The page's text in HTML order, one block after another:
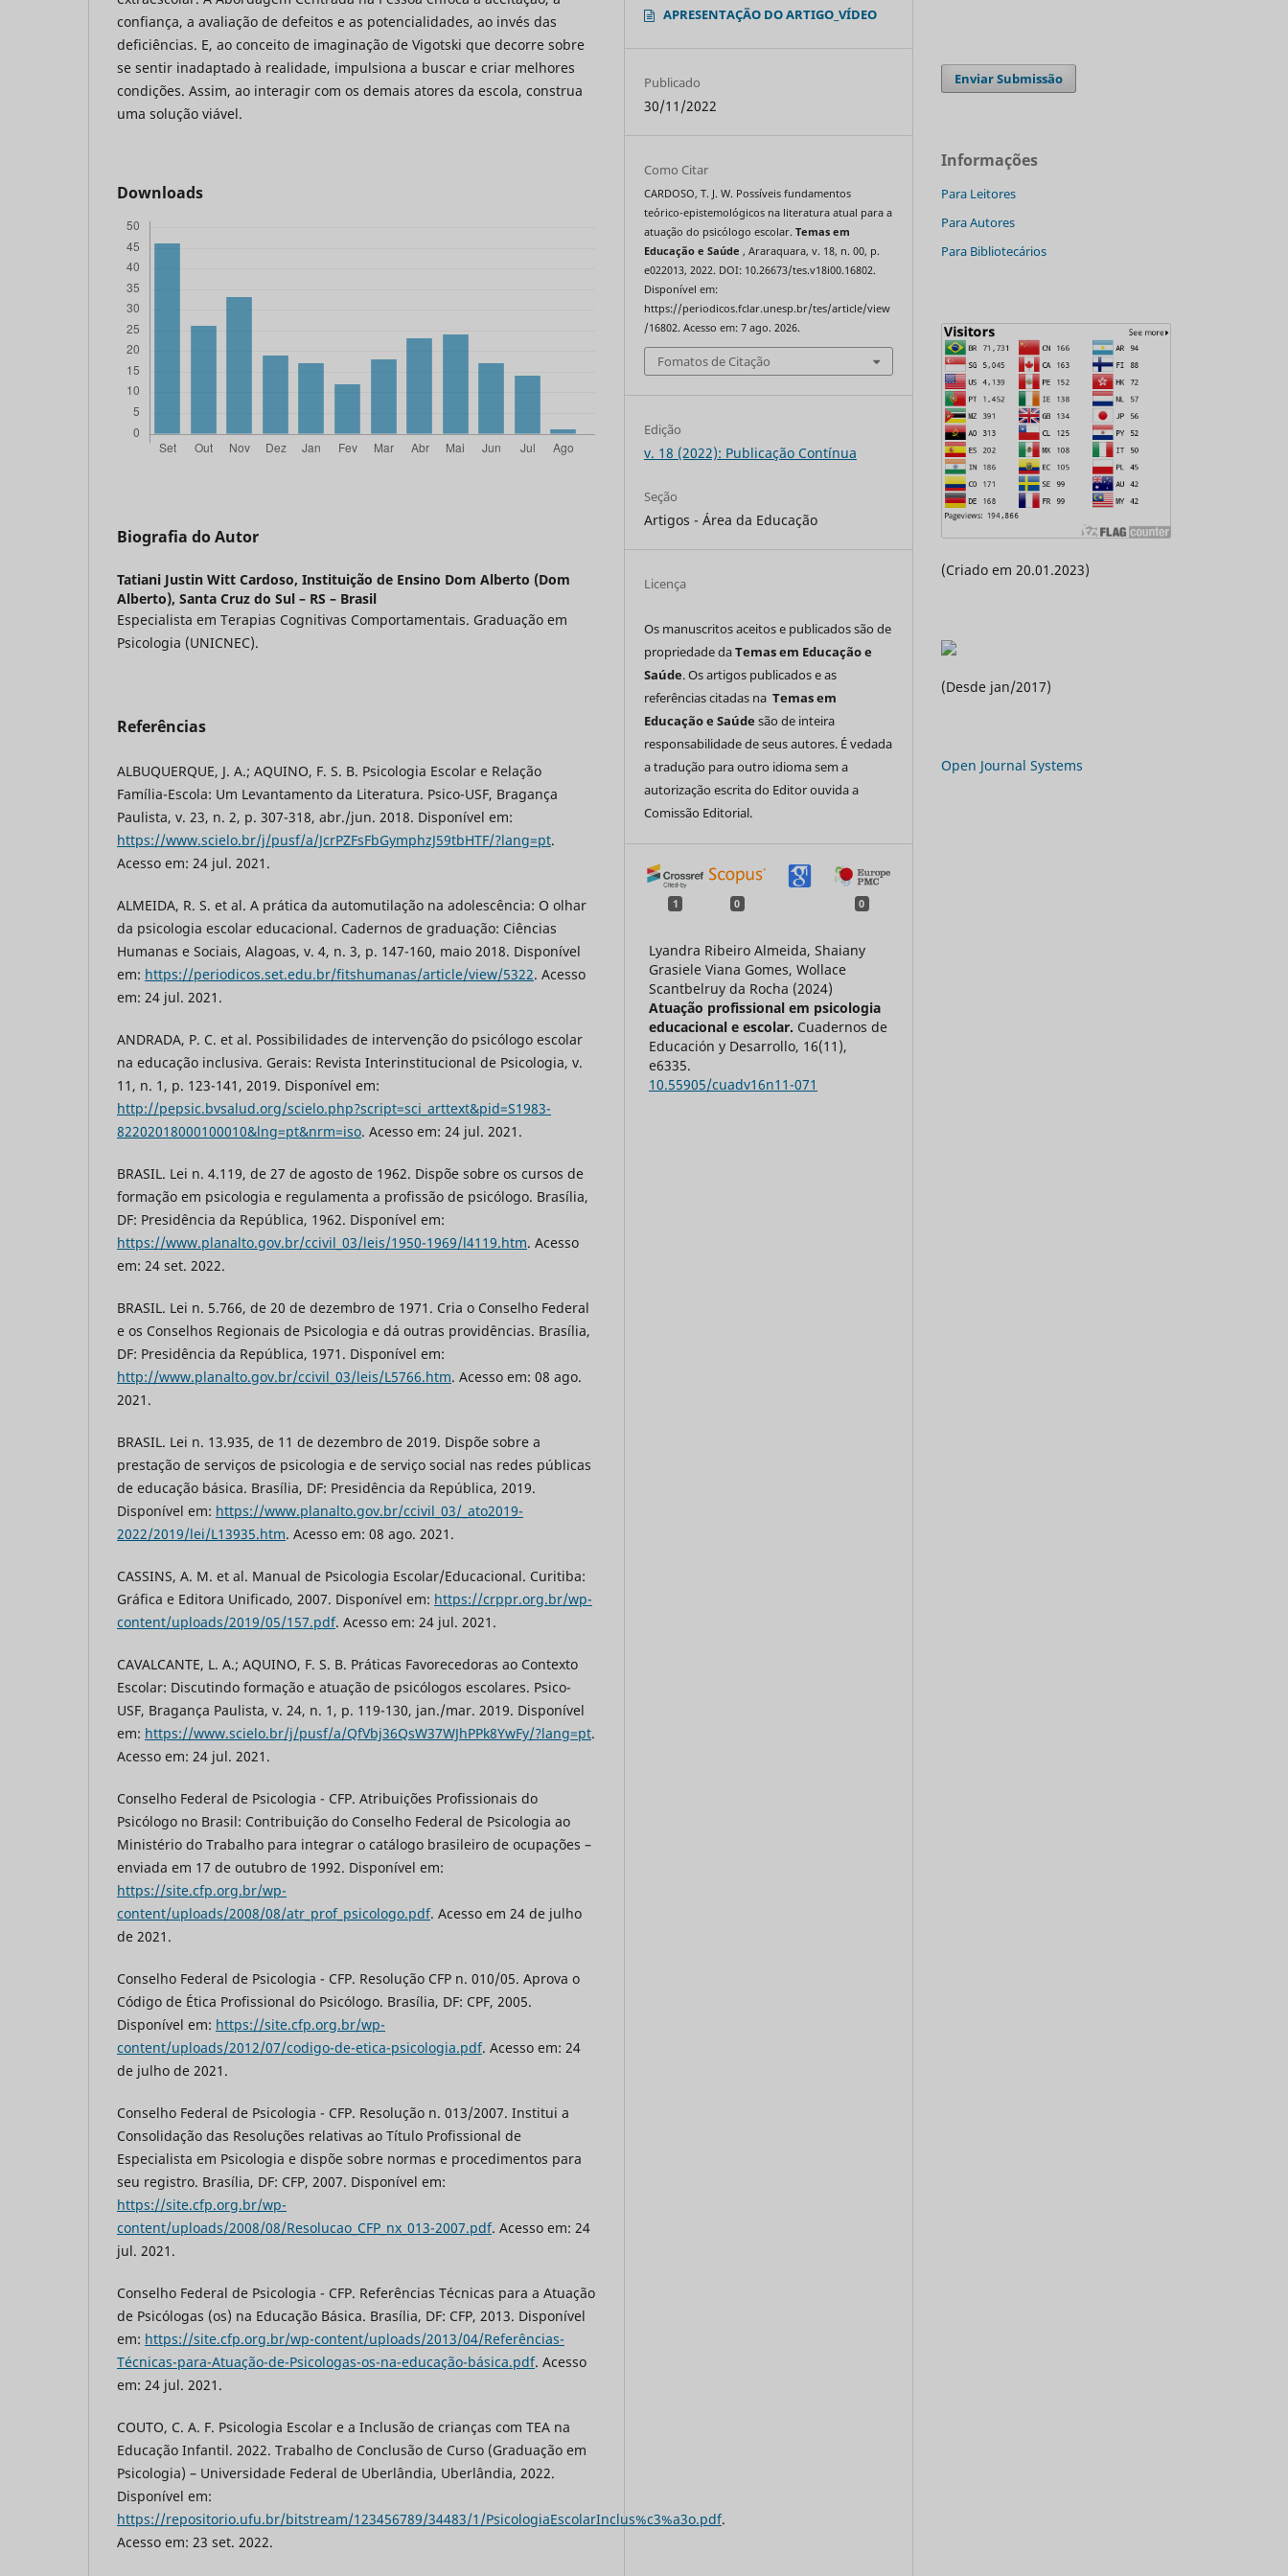
confiança, a avaliação de defeitos e as potencialidades, ao invés das
deficiências. E, ao conceito de imaginação de Vigotski que decorre sobre
se sentir inadaptado à realidade, impulsiona a buscar e criar melhores
condições. Assim, ao interagir com os demais atores da escola, construa
uma solução viável.
Downloads
Biografia do Autor
Tatiani Justin Witt Cardoso, Instituição de Ensino Dom Alberto (Dom
Alberto), Santa Cruz do Sul – RS – Brasil
Especialista em Terapias Cognitivas Comportamentais. Graduação em
Psicologia (UNICNEC).
Referências
ALBUQUERQUE, J. A.; AQUINO, F. S. B. Psicologia Escolar e Relação
Família-Escola: Um Levantamento da Literatura. Psico-USF, Bragança
Paulista, v. 23, n. 2, p. 307-318, abr./jun. 2018. Disponível em:
https://www.scielo.br/j/pusf/a/JcrPZFsFbGymphzJ59tbHTF/?lang=pt.
Acesso em: 24 jul. 2021.
ALMEIDA, R. S. et al. A prática da automutilação na adolescência: O olhar
da psicologia escolar educacional. Cadernos de graduação: Ciências
Humanas e Sociais, Alagoas, v. 4, n. 3, p. 147-160, maio 2018. Disponível
em: https://periodicos.set.edu.br/fitshumanas/article/view/5322. Acesso
em: 24 jul. 2021.
ANDRADA, P. C. et al. Possibilidades de intervenção do psicólogo escolar
na educação inclusiva. Gerais: Revista Interinstitucional de Psicologia, v.
11, n. 1, p. 123-141, 2019. Disponível em:
http://pepsic.bvsalud.org/scielo.php?script=sci_arttext&pid=S1983-
82202018000100010&lng=pt&nrm=iso. Acesso em: 24 jul. 2021.
BRASIL. Lei n. 4.119, de 27 de agosto de 1962. Dispõe sobre os cursos de
formação em psicologia e regulamenta a profissão de psicólogo. Brasília,
DF: Presidência da República, 1962. Disponível em:
https://www.planalto.gov.br/ccivil_03/leis/1950-1969/l4119.htm. Acesso
em: 24 set. 2022.
BRASIL. Lei n. 5.766, de 20 de dezembro de 1971. Cria o Conselho Federal
e os Conselhos Regionais de Psicologia e dá outras providências. Brasília,
DF: Presidência da República, 1971. Disponível em:
http://www.planalto.gov.br/ccivil_03/leis/L5766.htm. Acesso em: 08 ago.
2021.
BRASIL. Lei n. 13.935, de 11 de dezembro de 2019. Dispõe sobre a
prestação de serviços de psicologia e de serviço social nas redes públicas
de educação básica. Brasília, DF: Presidência da República, 2019.
Disponível em: https://www.planalto.gov.br/ccivil_03/_ato2019-
2022/2019/lei/L13935.htm. Acesso em: 08 ago. 2021.
CASSINS, A. M. et al. Manual de Psicologia Escolar/Educacional. Curitiba:
Gráfica e Editora Unificado, 2007. Disponível em: https://crppr.org.br/wp-
content/uploads/2019/05/157.pdf. Acesso em: 24 jul. 2021.
CAVALCANTE, L. A.; AQUINO, F. S. B. Práticas Favorecedoras ao Contexto
Escolar: Discutindo formação e atuação de psicólogos escolares. Psico-
USF, Bragança Paulista, v. 24, n. 1, p. 119-130, jan./mar. 2019. Disponível
em: https://www.scielo.br/j/pusf/a/QfVbj36QsW37WJhPPk8YwFy/?lang=pt.
Acesso em: 24 jul. 2021.
Conselho Federal de Psicologia - CFP. Atribuições Profissionais do
Psicólogo no Brasil: Contribuição do Conselho Federal de Psicologia ao
Ministério do Trabalho para integrar o catálogo brasileiro de ocupações –
enviada em 17 de outubro de 1992. Disponível em:
https://site.cfp.org.br/wp-
content/uploads/2008/08/atr_prof_psicologo.pdf. Acesso em 24 de julho
de 2021.
Conselho Federal de Psicologia - CFP. Resolução CFP n. 010/05. Aprova o
Código de Ética Profissional do Psicólogo. Brasília, DF: CPF, 2005.
Disponível em: https://site.cfp.org.br/wp-
content/uploads/2012/07/codigo-de-etica-psicologia.pdf. Acesso em: 24
de julho de 2021.
Conselho Federal de Psicologia - CFP. Resolução n. 013/2007. Institui a
Consolidação das Resoluções relativas ao Título Profissional de
Especialista em Psicologia e dispõe sobre normas e procedimentos para
seu registro. Brasília, DF: CFP, 2007. Disponível em:
https://site.cfp.org.br/wp-
content/uploads/2008/08/Resolucao_CFP_nx_013-2007.pdf. Acesso em: 24
jul. 2021.
Conselho Federal de Psicologia - CFP. Referências Técnicas para a Atuação
de Psicólogas (os) na Educação Básica. Brasília, DF: CFP, 2013. Disponível
em: https://site.cfp.org.br/wp-content/uploads/2013/04/Referências-
Técnicas-para-Atuação-de-Psicologas-os-na-educação-básica.pdf. Acesso
em: 24 jul. 2021.
COUTO, C. A. F. Psicologia Escolar e a Inclusão de crianças com TEA na
Educação Infantil. 2022. Trabalho de Conclusão de Curso (Graduação em
Psicologia) – Universidade Federal de Uberlândia, Uberlândia, 2022.
Disponível em:
https://repositorio.ufu.br/bitstream/123456789/34483/1/PsicologiaEscolarInclus%c3%a3o.pdf.
Acesso em: 23 set. 2022.
APRESENTAÇÃO DO ARTIGO_VÍDEO
Publicado
30/11/2022
Como Citar
CARDOSO, T. J. W. Possíveis fundamentos
teórico-epistemológicos na literatura atual para a
atuação do psicólogo escolar.Temas em
Educação e Saúde , Araraquara, v. 18, n. 00, p.
e022013, 2022. DOI: 10.26673/tes.v18i00.16802.
Disponível em:
https://periodicos.fclar.unesp.br/tes/article/view
/16802. Acesso em: 7 ago. 2026.
Fomatos de Citação
Edição
v. 18 (2022): Publicação Contínua
Seção
Artigos - Área da Educação
Licença
Os manuscritos aceitos e publicados são de
propriedade daTemas em Educação e
Saúde. Os artigos publicados e as
referências citadas naTemas em
Educação e Saúde são de inteira
responsabilidade de seus autores. É vedada
a tradução para outro idioma sem a
autorização escrita do Editor ouvida a
Comissão Editorial.
1 0 0
Lyandra Ribeiro Almeida, Shaiany
Grasiele Viana Gomes, Wollace
Scantbelruy da Rocha (2024)
Atuação profissional em psicologia
educacional e escolar. Cuadernos de
Educación y Desarrollo, 16(11),
e6335.
10.55905/cuadv16n11-071
Enviar Submissão
Informações
Para Leitores
Para Autores
Para Bibliotecários
(Criado em 20.01.2023)
(Desde jan/2017)
Open Journal Systems